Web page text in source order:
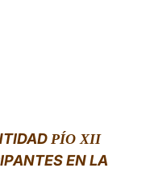
PÍO XII
EN LA